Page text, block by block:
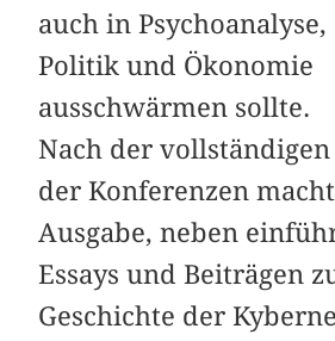
auch in
Politik und Ökonomie
ausschwärmen sollte.
Nach der vollständigen
der Konferenzen
Ausgabe, neben
Essays und Beiträgen
Geschichte der